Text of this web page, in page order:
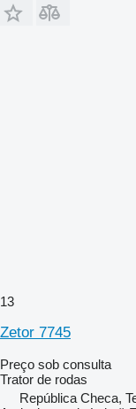
13
Zetor 7745
Preço sob consulta
Trator de rodas
República Checa,